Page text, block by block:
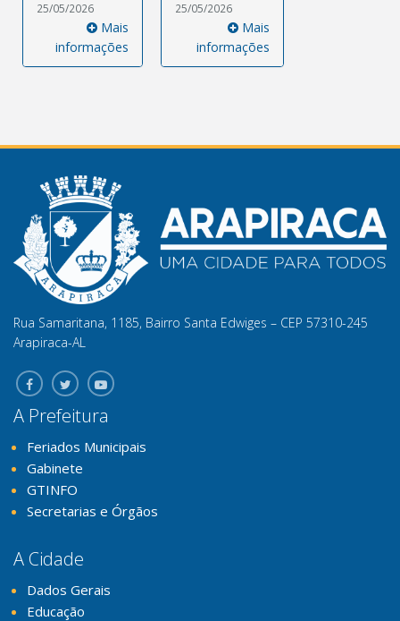
25/05/2026
Mais
informações
25/05/2026
Mais
informações
Rua Samaritana, 1185, Bairro Santa Edwiges – CEP 57310-245
Arapiraca-AL
A Prefeitura
Feriados Municipais
Gabinete
GTINFO
Secretarias e Órgãos
A Cidade
Dados Gerais
Educação